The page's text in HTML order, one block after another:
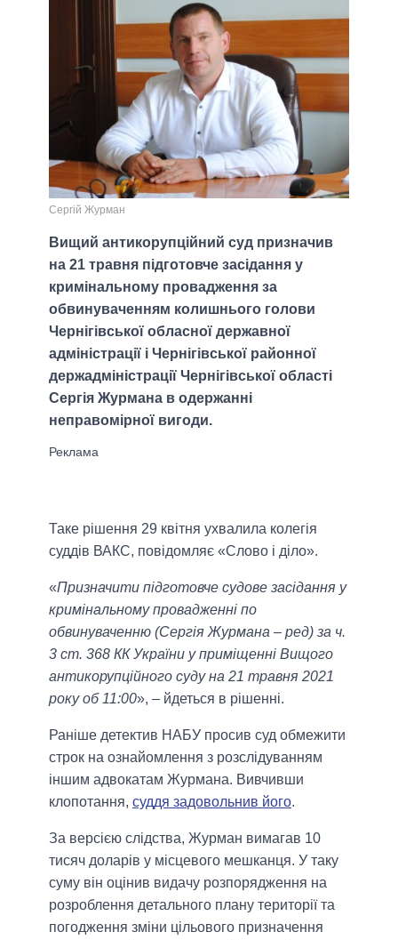
Сергій Журман
Вищий антикорупційний суд призначив
на 21 травня підготовче засідання у
кримінальному провадження за
обвинуваченням колишнього голови
Чернігівської обласної державної
адміністрації і Чернігівської районної
держадміністрації Чернігівської області
Сергія Журмана в одержанні
неправомірної вигоди.
Таке рішення 29 квітня ухвалила колегія
суддів ВАКС, повідомляє «Слово і діло».
«Призначити підготовче судове засідання у
кримінальному провадженні по
обвинуваченню (Сергія Журмана – ред) за ч.
3 ст. 368 КК України у приміщенні Вищого
антикорупційного суду на 21 травня 2021
року об 11:00», – йдеться в рішенні.
Раніше детектив НАБУ просив суд обмежити
строк на ознайомлення з розслідуванням
іншим адвокатам Журмана. Вивчивши
клопотання, суддя задовольнив його.
За версією слідства, Журман вимагав 10
тисяч доларів у місцевого мешканця. У таку
суму він оцінив видачу розпорядження на
розроблення детального плану території та
погодження зміни цільового призначення